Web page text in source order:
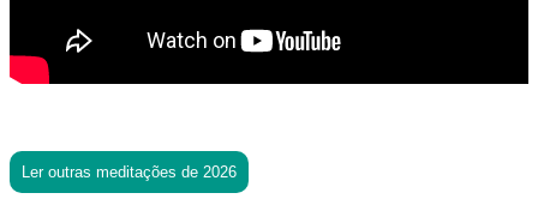
Ler outras meditações de 2026